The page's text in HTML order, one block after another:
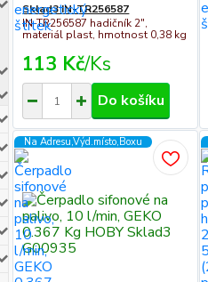
Sklad3 IN-TR256587
IN-TR256587 hadičník 2",
materiál plast, hmotnost 0,38 kg
113 Kč/Ks
Do košíku
Na Adresu,Výd.místo,Boxu